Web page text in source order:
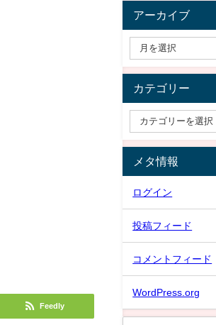
Feedly
アーカイブ
カテゴリー
メタ情報
ログイン
投稿フィード
コメントフィード
WordPress.org